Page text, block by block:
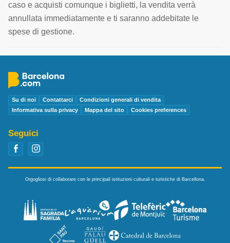
caso e acquisti comunque i biglietti, la vendita verrà
annullata immediatamente e ti saranno addebitate le
spese di gestione.
Su di noi Contattarci
Condizioni generali di vendita
Informativa sulla privacy
Mappa del sito Cookies preferences
Seguici
Orgogliosi di collaborare con le principali istituzioni culturali e turistiche di Barcellona.